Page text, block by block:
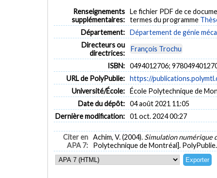
Renseignements
supplémentaires:
Le fichier PDF de ce
termes du programme
Département: Département de génie
Directeurs ou
directrices:
François Trochu
ISBN: 0494012706;
URL de PolyPublie: https://
Université/École: École Polytechnique de
Date du dépôt: 04 août 2021 11:05
Dernière modification: 01 oct. 2024 00:27
Citer en
APA 7:
Achim, V. (2004). Simulation numérique
Polytechnique de Montréal].